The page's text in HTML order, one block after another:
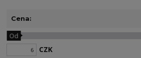
Cena:
CZK
Od